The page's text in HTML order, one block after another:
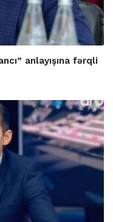
anlayışına fərqli